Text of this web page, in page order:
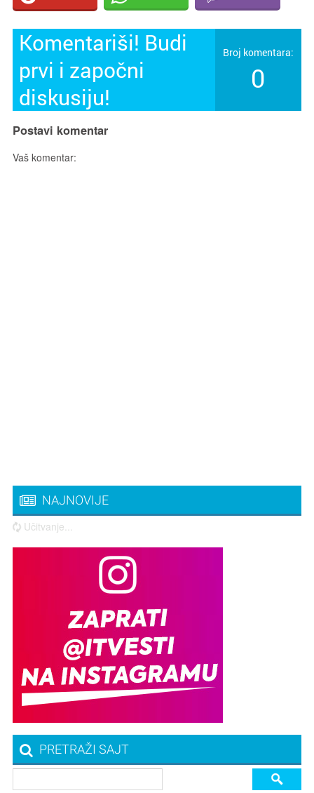
Komentariši! Budi
prvi i započni
diskusiju!
Broj komentara:
0
Postavi komentar
Vaš komentar:
NAJNOVIJE
Učitvanje...
PRETRAŽI SAJT